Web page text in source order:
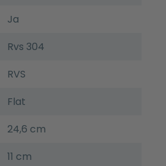
Ja
Rvs 304
RVS
Flat
24,6 cm
11 cm